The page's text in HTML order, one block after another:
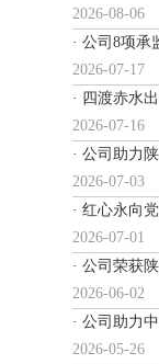
2026-08-06
· 公司8项承
2026-07-17
· 四渡赤水
2026-07-16
· 公司助力
2026-07-03
· 红心永向
2026-07-01
· 公司荣获
2026-06-02
· 公司助力
2026-05-26